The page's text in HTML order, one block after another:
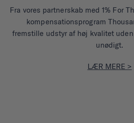
Fra vores partnerskab med 1% For
kompensationsprogram
fremstille udstyr af høj kvalitet
unødigt.
LÆR MERE >